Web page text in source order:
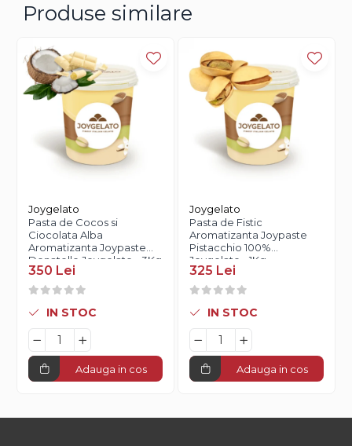
Produse similare
Joygelato
Pasta de Cocos si
Ciocolata Alba
Aromatizanta Joypaste
Donatello Joygelato - 3Kg
350 Lei
IN STOC
Adauga in cos
Joygelato
Pasta de Fistic
Aromatizanta Joypaste
Pistacchio 100%
Joygelato - 1Kg
325 Lei
IN STOC
Adauga in cos